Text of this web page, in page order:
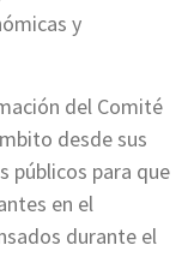
y
del Comité
desde sus
públicos para que
en el
durante el